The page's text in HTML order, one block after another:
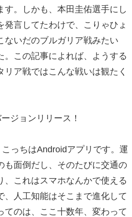
。しかも、本田圭佑選手にし
言してたわけで、こりゃひょ
ないだのブルガリア戦みたい
この記事によれば、ようする
ア戦ではこんな戦いは観たく
ジョンリリース！
っちはAndroidアプリです。運
も面倒だし、そのたびに交通の
これはスマホなんかで使える
人工知能はそこまで進化して
てのは、ここ十数年、変わって